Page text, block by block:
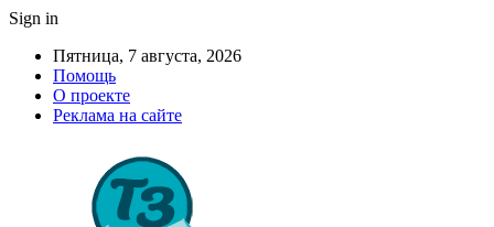
Sign in
Пятница, 7 августа, 2026
Помощь
О проекте
Реклама на сайте